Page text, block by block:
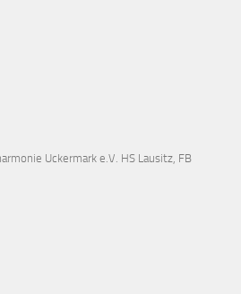
Uckermark e.V. HS Lausitz, FB